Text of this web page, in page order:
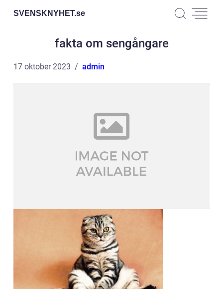
SVENSKNYHET.se
fakta om sengångare
17 oktober 2023 admin